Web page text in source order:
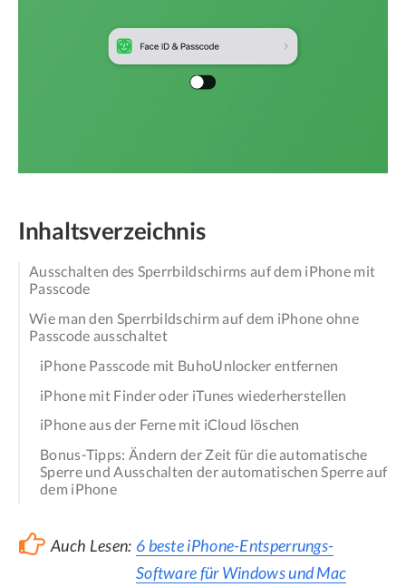
Inhaltsverzeichnis
Ausschalten des Sperrbildschirms auf dem iPhone mit
Passcode
Wie man den Sperrbildschirm auf dem iPhone ohne
Passcode ausschaltet
iPhone Passcode mit BuhoUnlocker entfernen
iPhone mit Finder oder iTunes wiederherstellen
iPhone aus der Ferne mit iCloud löschen
Bonus-Tipps: Ändern der Zeit für die automatische
Sperre und Ausschalten der automatischen Sperre auf
dem iPhone
Auch Lesen: 6 beste iPhone-Entsperrungs-
Software für Windows und Mac